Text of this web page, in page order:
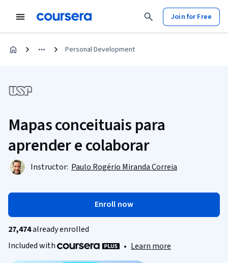
Join for Free
Personal Development
Mapas conceituais para
aprender e colaborar
Instructor: Paulo Rogério Miranda Correia
Enroll now
27,474already enrolled
Included with
• Learn more